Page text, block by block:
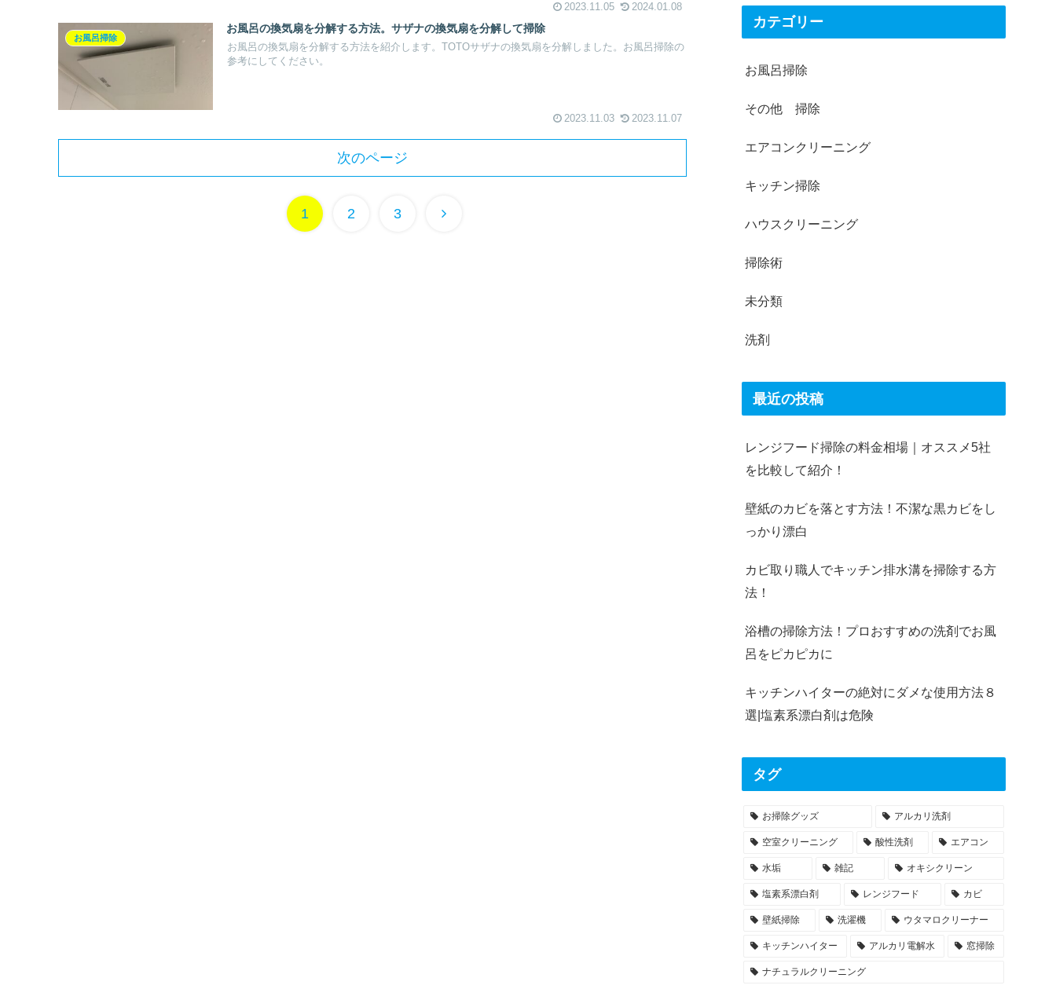
2023.11.05 2024.01.08
お風呂掃除
お風呂の換気扇を分解する方法。サザナの換気扇を分解して掃除
お風呂の換気扇を分解する方法を紹介します。TOTOサザナの換気扇を分解しました。お風呂掃除の
参考にしてください。
2023.11.03 2023.11.07
次のページ
1 2 3 次
カテゴリー
お風呂掃除
その他 掃除
エアコンクリーニング
キッチン掃除
ハウスクリーニング
掃除術
未分類
洗剤
最近の投稿
レンジフード掃除の料金相場｜オススメ5社
を比較して紹介！
壁紙のカビを落とす方法！不潔な黒カビをし
っかり漂白
カビ取り職人でキッチン排水溝を掃除する方
法！
浴槽の掃除方法！プロおすすめの洗剤でお風
呂をピカピカに
キッチンハイターの絶対にダメな使用方法８
選|塩素系漂白剤は危険
タグ
お掃除グッズ アルカリ洗剤
空室クリーニング 酸性洗剤 エアコン
水垢 雑記 オキシクリーン
塩素系漂白剤 レンジフード カビ
壁紙掃除 洗濯機 ウタマロクリーナー
キッチンハイター アルカリ電解水 窓掃除
ナチュラルクリーニング